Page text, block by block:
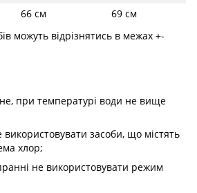
66 см
69 см
можуть відрізнятись в межах +-
при температурі води не вище
засоби, що містять
хлор;
не використовувати режим